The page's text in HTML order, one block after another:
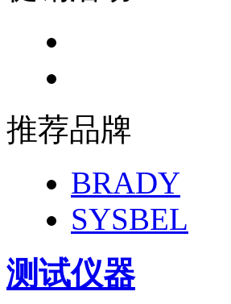
推荐品牌
BRADY
SYSBEL
测试仪器